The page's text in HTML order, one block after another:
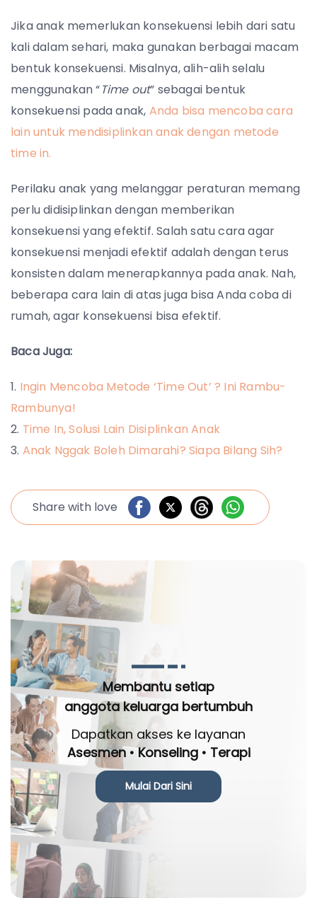
Jika anak memerlukan konsekuensi lebih dari satu
kali dalam sehari, maka gunakan berbagai macam
bentuk konsekuensi. Misalnya, alih-alih selalu
menggunakan “Time out” sebagai bentuk
konsekuensi pada anak, Anda bisa mencoba cara
lain untuk mendisiplinkan anak dengan metode
time in.
Perilaku anak yang melanggar peraturan memang
perlu didisiplinkan dengan memberikan
konsekuensi yang efektif. Salah satu cara agar
konsekuensi menjadi efektif adalah dengan terus
konsisten dalam menerapkannya pada anak. Nah,
beberapa cara lain di atas juga bisa Anda coba di
rumah, agar konsekuensi bisa efektif.
Baca Juga:
Ingin Mencoba Metode ‘Time Out’ ? Ini Rambu-
Rambunya!
Time In, Solusi Lain Disiplinkan Anak
Anak Nggak Boleh Dimarahi? Siapa Bilang Sih?
Share with love
Membantu setiap
anggota keluarga bertumbuh
Dapatkan akses ke layanan
Asesmen • Konseling • Terapi
Mulai Dari Sini